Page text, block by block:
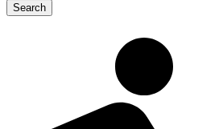
Search